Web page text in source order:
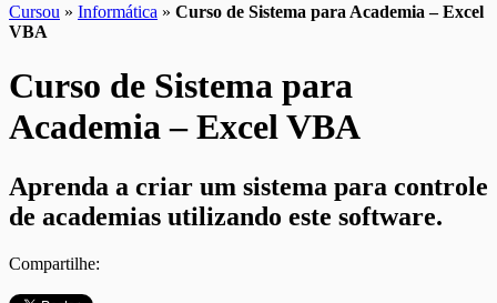
Cursou » Informática » Curso de Sistema para Academia – Excel
VBA
Curso de Sistema para
Academia – Excel VBA
Aprenda a criar um sistema para controle
de academias utilizando este software.
Compartilhe: